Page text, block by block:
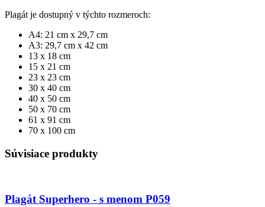
Plagát je dostupný v týchto rozmeroch:
A4: 21 cm x 29,7 cm
A3: 29,7 cm x 42 cm
13 x 18 cm
15 x 21 cm
23 x 23 cm
30 x 40 cm
40 x 50 cm
50 x 70 cm
61 x 91 cm
70 x 100 cm
Súvisiace produkty
Plagát Superhero - s menom P059